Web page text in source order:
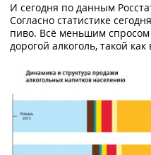
И сегодня по данным
Согласно статистике
пиво. Всё меньшим спросом
дорогой алкоголь, такой